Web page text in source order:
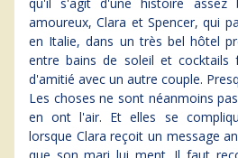
amoureux, Clara et Spencer, qui
en Italie, dans un très bel hôtel
entre bains de soleil et
d'amitié avec un autre couple.
Les choses ne sont néanmoins
en ont l'air. Et elles se
lorsque Clara reçoit un message